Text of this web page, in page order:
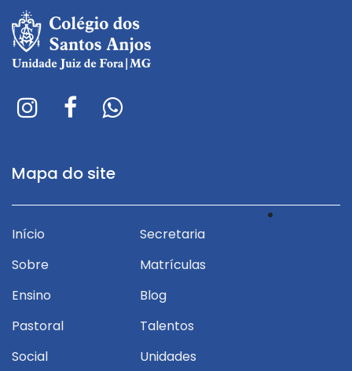
Mapa do site
Início
Sobre
Ensino
Pastoral
Social
Secretaria
Matrículas
Blog
Talentos
Unidades